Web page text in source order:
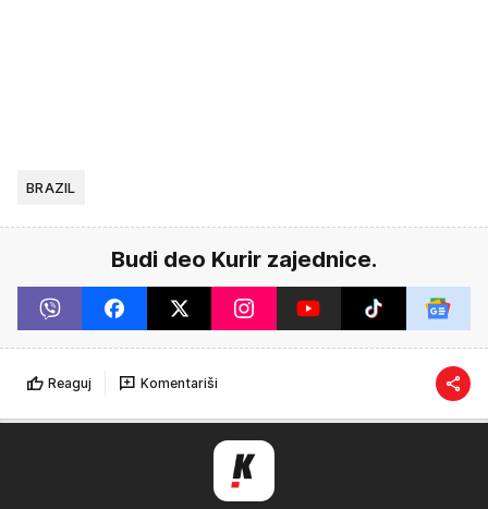
BRAZIL
Budi deo Kurir zajednice.
Reaguj Komentariši